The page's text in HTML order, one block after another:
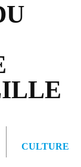
CULTURE